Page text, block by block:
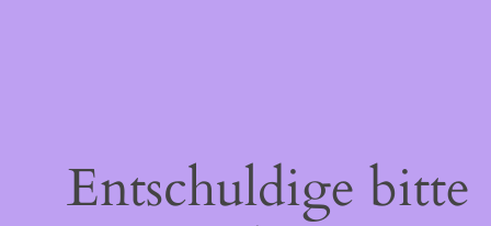
Entschuldige bitte